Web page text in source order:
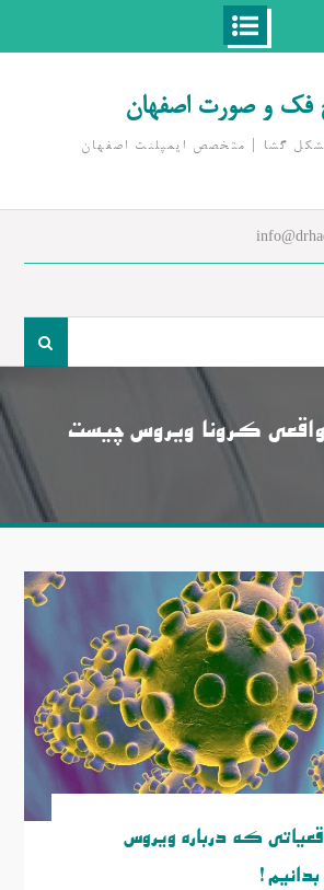
فک و صورت اصفهان
گشا | متخصص ايمپلنت اصفهان
کرونا ویروس چیست
که درباره ویروس